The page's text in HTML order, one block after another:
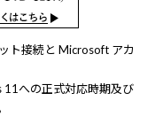
ト接続と Microsoft アカ
への正式対応時期及び